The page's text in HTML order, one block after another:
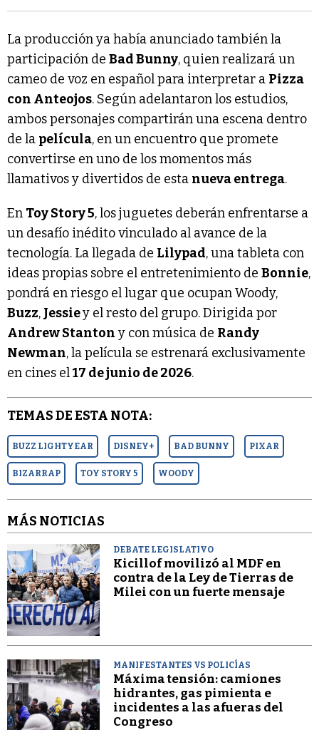
La producción ya había anunciado también la
participación de Bad Bunny, quien realizará un
cameo de voz en español para interpretar a Pizza
con Anteojos. Según adelantaron los estudios,
ambos personajes compartirán una escena dentro
de la película, en un encuentro que promete
convertirse en uno de los momentos más
llamativos y divertidos de esta nueva entrega.
En Toy Story 5, los juguetes deberán enfrentarse a
un desafío inédito vinculado al avance de la
tecnología. La llegada de Lilypad, una tableta con
ideas propias sobre el entretenimiento de Bonnie,
pondrá en riesgo el lugar que ocupan Woody,
Buzz, Jessiey el resto del grupo. Dirigida por
Andrew Stanton y con música de Randy
Newman, la película se estrenará exclusivamente
en cines el17 de junio de 2026.
TEMAS DE ESTA NOTA:
BUZZ LIGHTYEAR DISNEY+ BAD BUNNY PIXAR
BIZARRAP TOY STORY 5 WOODY
MÁS NOTICIAS
DEBATE LEGISLATIVO
Kicillof movilizó al MDF en
contra de la Ley de Tierras de
Milei con un fuerte mensaje
MANIFESTANTES VS POLICÍAS
Máxima tensión: camiones
hidrantes, gas pimienta e
incidentes a las afueras del
Congreso